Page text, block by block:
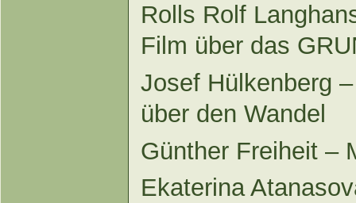
Rolls Rolf
Film über das
Josef Hülkenberg
über den Wandel
Günther Freiheit –
Ekaterina